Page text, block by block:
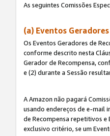
As seguintes Comissões
(a) Eventos
Os Eventos Geradores de
conforme descrito nesta
Gerador de Recompensa,
e (2) durante a Sessão
A Amazon não pagará
usando endereços de e-mail
de Recompensa repetitivos e
exclusivo critério, se um